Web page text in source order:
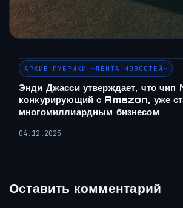
АРХИВ РУБРИКИ ~ЛЕНТА НОВОСТЕЙ~
Энди Джасси утверждает, что
конкурирующий с Amazon, уже
многомиллиардным бизнесом
04.12.2025
Оставить комментарий